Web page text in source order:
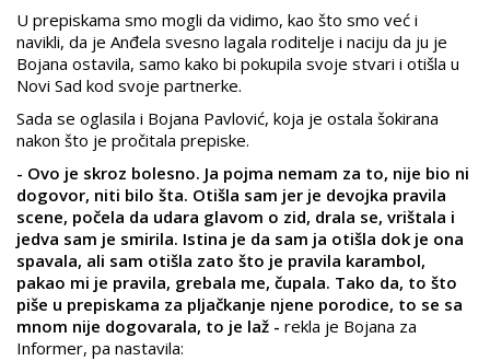
U prepiskama smo mogli da vidimo, kao što smo već i
navikli, da je Anđela svesno lagala roditelje i naciju da ju je
Bojana ostavila, samo kako bi pokupila svoje stvari i otišla u
Novi Sad kod svoje partnerke.
Sada se oglasila i Bojana Pavlović, koja je ostala šokirana
nakon što je pročitala prepiske.
- Ovo je skroz bolesno. Ja pojma nemam za to, nije bio ni
dogovor, niti bilo šta. Otišla sam jer je devojka pravila
scene, počela da udara glavom o zid, drala se, vrištala i
jedva sam je smirila. Istina je da sam ja otišla dok je ona
spavala, ali sam otišla zato što je pravila karambol,
pakao mi je pravila, grebala me, čupala. Tako da, to što
piše u prepiskama za pljačkanje njene porodice, to se sa
mnom nije dogovarala, to je laž - rekla je Bojana za
Informer, pa nastavila: